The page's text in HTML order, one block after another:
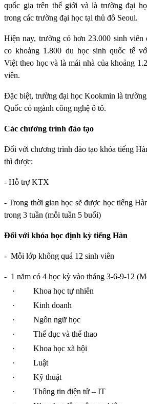
quốc gia trên thế giới và là trường đại
trong các trường đại học tại thủ đô Seoul.
Hiện nay, trường có hơn 23.000 sinh viên
co khoảng 1.800 du học sinh quốc tế
Việt theo học và là mái nhà của khoảng
viên.
Đặc biệt, trường đại học Kookmin là
Quốc có ngành công nghệ ô tô.
Các chương trình đào tạo
Đối với chương trình đào tạo khóa tiếng
thì được:
- Hỗ trợ KTX
- Trong thời gian học sẽ được học tiếng
trong 3 tuần (mỗi tuần 5 buổi)
Đối với khóa học định kỳ tiếng Hàn
- Mỗi lớp không quá 12 sinh viên
- 1 năm có 4 học kỳ vào tháng 3-6-9-12
·
Khoa học tự nhiên
·
Kinh doanh
·
Ngôn ngữ học
·
Thể dục và thể thao
·
Khoa học xã hội
·
Luật
·
Kỹ thuật
·
Thông tin điện tử – IT